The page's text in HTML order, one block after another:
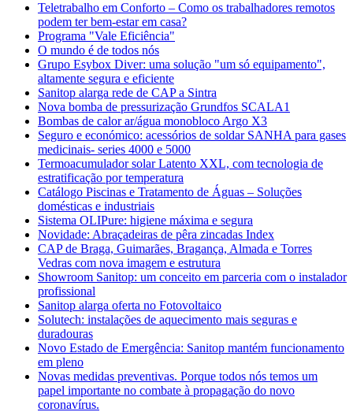
Teletrabalho em Conforto – Como os trabalhadores remotos
podem ter bem-estar em casa?
Programa "Vale Eficiência"
O mundo é de todos nós
Grupo Esybox Diver: uma solução "um só equipamento",
altamente segura e eficiente
Sanitop alarga rede de CAP a Sintra
Nova bomba de pressurização Grundfos SCALA1
Bombas de calor ar/água monobloco Argo X3
Seguro e económico: acessórios de soldar SANHA para gases
medicinais- series 4000 e 5000
Termoacumulador solar Latento XXL, com tecnologia de
estratificação por temperatura
Catálogo Piscinas e Tratamento de Águas – Soluções
domésticas e industriais
Sistema OLIPure: higiene máxima e segura
Novidade: Abraçadeiras de pêra zincadas Index
CAP de Braga, Guimarães, Bragança, Almada e Torres
Vedras com nova imagem e estrutura
Showroom Sanitop: um conceito em parceria com o instalador
profissional
Sanitop alarga oferta no Fotovoltaico
Solutech: instalações de aquecimento mais seguras e
duradouras
Novo Estado de Emergência: Sanitop mantém funcionamento
em pleno
Novas medidas preventivas. Porque todos nós temos um
papel importante no combate à propagação do novo
coronavírus.